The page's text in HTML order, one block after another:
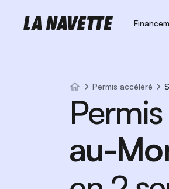
Permis accéléré
au-